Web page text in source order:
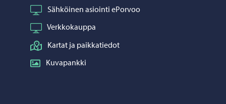
Sähköinen asiointi ePorvoo
Verkkokauppa
Kartat ja paikkatiedot
Kuvapankki